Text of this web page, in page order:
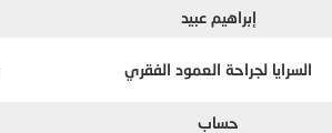
إبراهيم عبيد
السرايا لجراحة العمود الفقري
حساب